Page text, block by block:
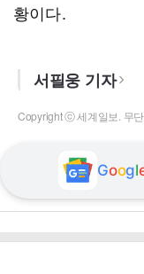
황이다.
서필웅 기자
Copyright ⓒ 세계일보. 무
Googl